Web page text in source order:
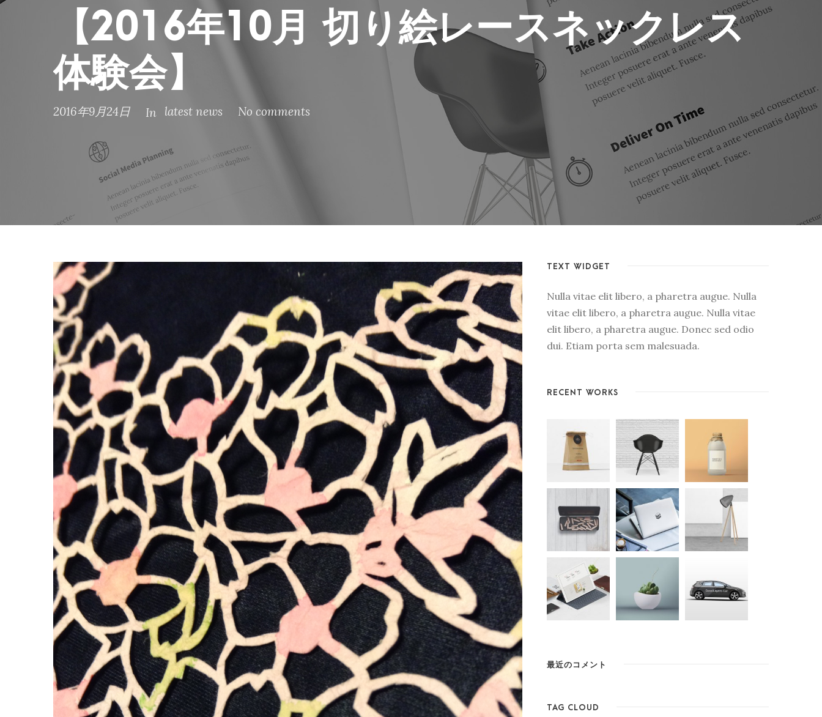
【2016年10月 切り絵レースネックレス
体験会】
2016年9月24日 In latest news No comments
TEXT WIDGET
Nulla vitae elit libero, a pharetra augue. Nulla
vitae elit libero, a pharetra augue. Nulla vitae
elit libero, a pharetra augue. Donec sed odio
dui. Etiam porta sem malesuada.
RECENT WORKS
最近のコメント
TAG CLOUD